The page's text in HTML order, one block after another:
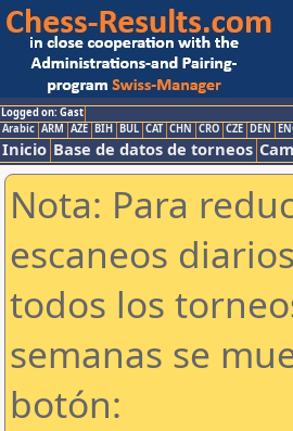
Logged on: Gast
Arabic ARM AZE BIH BUL CAT CHN CRO CZE DEN
Inicio Base de datos de torneos
Nota: Para
escaneos
todos los
semanas se
botón: